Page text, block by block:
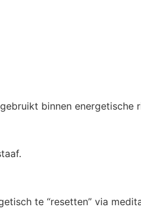
binnen energetische
te “resetten” via